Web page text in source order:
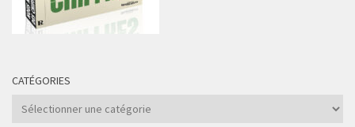
CATÉGORIES
Catégories